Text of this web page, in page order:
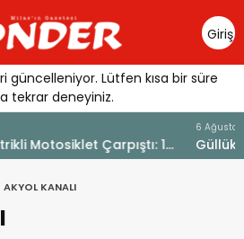
Giriş
Yap
güncelleniyor. Lütfen kısa bir süre
tekrar deneyiniz.
Büyümeden Durduruldu
AKYOL KANALI